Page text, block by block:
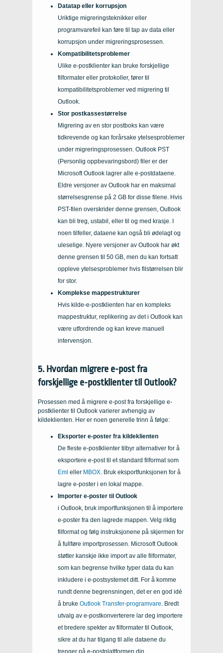
Datatap eller korrupsjon
Uriktige migreringsteknikker eller
programvarefeil kan føre til tap av data eller
korrupsjon under migreringsprosessen.
Kompatibilitetsproblemer
Ulike e-postklienter kan bruke forskjellige
filformater eller protokoller, fører til
kompatibilitetsproblemer ved migrering til
Outlook.
Stor postkassestørrelse
Migrering av en stor postboks kan være
tidkrevende og kan forårsake ytelsesproblemer
under migreringsprosessen. Outlook PST
(Personlig oppbevaringsbord) filer er der
Microsoft Outlook lagrer alle e-postdataene.
Eldre versjoner av Outlook har en maksimal
størrelsesgrense på 2 GB for disse filene. Hvis
PST-filen overskrider denne grensen, Outlook
kan bli treg, ustabil, eller til og med krasje. I
noen tilfeller, dataene kan også bli ødelagt og
uleselige. Nyere versjoner av Outlook har økt
denne grensen til 50 GB, men du kan fortsatt
oppleve ytelsesproblemer hvis filstørrelsen blir
for stor.
Komplekse mappestrukturer
Hvis kilde-e-postklienten har en kompleks
mappestruktur, replikering av det i Outlook kan
være utfordrende og kan kreve manuell
intervensjon.
5. Hvordan migrere e-post fra
forskjellige e-postklienter til Outlook?
Prosessen med å migrere e-post fra forskjellige e-
postklienter til Outlook varierer avhengig av
kildeklienten. Her er noen generelle trinn å følge:
Eksporter e-poster fra kildeklienten
De fleste e-postklienter tilbyr alternativer for å
eksportere e-post til et standard filformat som
Eml eller MBOX . Bruk eksportfunksjonen for å
lagre e-poster i en lokal mappe.
Importer e-poster til Outlook
i Outlook, bruk importfunksjonen til å importere
e-poster fra den lagrede mappen. Velg riktig
filformat og følg instruksjonene på skjermen for
å fullføre importprosessen. Microsoft Outlook
støtter kanskje ikke import av alle filformater,
som kan begrense hvilke typer data du kan
inkludere i e-postsystemet ditt. For å komme
rundt denne begrensningen, det er en god idé
å bruke Outlook Transfer-programvare . Bredt
utvalg av e-postkonverterere lar deg importere
et bredere spekter av filformater til Outlook,
sikre at du har tilgang til alle dataene du
trenger på e-postplattformen din.